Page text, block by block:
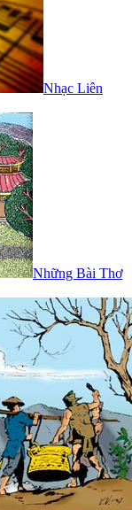
Nhạc Liên
Những Bài Thơ